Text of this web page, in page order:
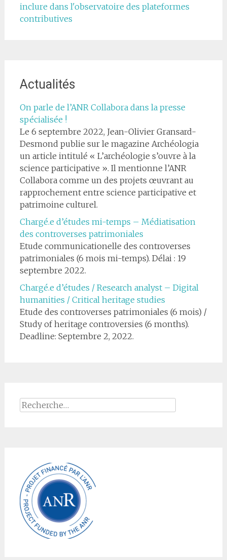
inclure dans l'observatoire des plateformes
contributives
Actualités
On parle de l’ANR Collabora dans la presse
spécialisée !
Le 6 septembre 2022, Jean-Olivier Gransard-
Desmond publie sur le magazine Archéologia
un article intitulé « L’archéologie s’ouvre à la
science participative ». Il mentionne l’ANR
Collabora comme un des projets œuvrant au
rapprochement entre science participative et
patrimoine culturel.
Chargé.e d’études mi-temps – Médiatisation
des controverses patrimoniales
Etude communicationelle des controverses
patrimoniales (6 mois mi-temps). Délai : 19
septembre 2022.
Chargé.e d’études / Research analyst – Digital
humanities / Critical heritage studies
Etude des controverses patrimoniales (6 mois) /
Study of heritage controversies (6 months).
Deadline: Septembre 2, 2022.
Rechercher :